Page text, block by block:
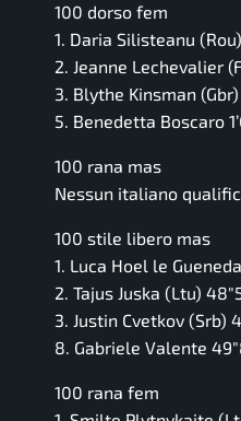
100 dorso fem
1. Daria Silisteanu (Rou)
2. Jeanne Lechevalier
3. Blythe Kinsman (Gbr)
5. Benedetta Boscaro
100 rana mas
Nessun italiano
100 stile libero mas
1. Luca Hoel le
2. Tajus Juska (Ltu)
3. Justin Cvetkov (Srb)
8. Gabriele Valente
100 rana fem